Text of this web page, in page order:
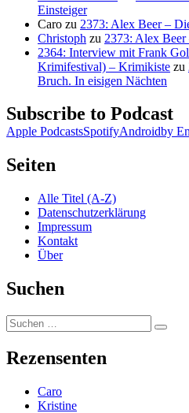
Einsteiger
Caro zu 2373: Alex Beer –
Christoph zu 2373: Alex
2364: Interview mit Frank
Krimifestival) – Krimikiste zu
Bruch. In eisigen Nächten
Subscribe to Podcast
Apple PodcastsSpotifyAndroidby
Seiten
Alle Titel (A-Z)
Datenschutzerklärung
Impressum
Kontakt
Über
Suchen
Suchen
nach:
Suchen
Rezensenten
Caro
Kristine